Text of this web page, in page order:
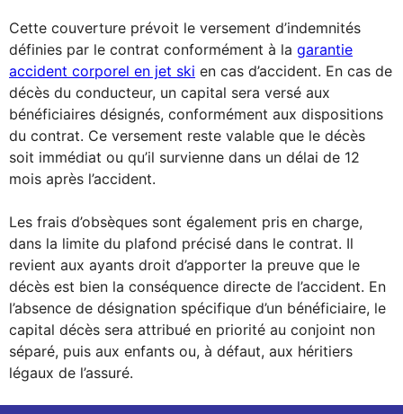
Cette couverture prévoit le versement d’indemnités
définies par le contrat conformément à la garantie
accident corporel en jet ski en cas d’accident. En cas de
décès du conducteur, un capital sera versé aux
bénéficiaires désignés, conformément aux dispositions
du contrat. Ce versement reste valable que le décès
soit immédiat ou qu’il survienne dans un délai de 12
mois après l’accident.
Les frais d’obsèques sont également pris en charge,
dans la limite du plafond précisé dans le contrat. Il
revient aux ayants droit d’apporter la preuve que le
décès est bien la conséquence directe de l’accident. En
l’absence de désignation spécifique d’un bénéficiaire, le
capital décès sera attribué en priorité au conjoint non
séparé, puis aux enfants ou, à défaut, aux héritiers
légaux de l’assuré.